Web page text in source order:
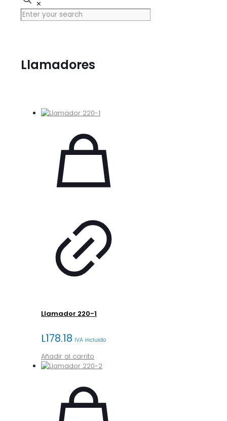
✕
Llamadores
Llamador 220-1
L178.18 IVA incluido
Añadir al carrito